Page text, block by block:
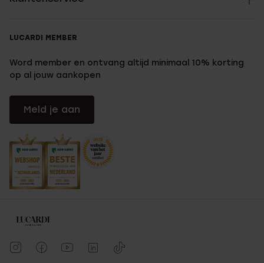
LUCARDI MEMBER
Word member en ontvang altijd minimaal 10% korting
op al jouw aankopen
Meld je aan